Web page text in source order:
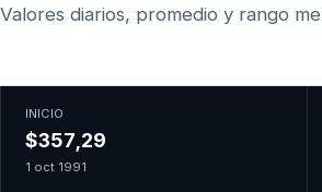
Valores diarios, promedio y rango
INICIO
$357,29
1 oct 1991